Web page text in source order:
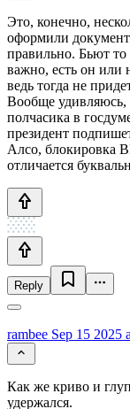
Это, конечно,
оформили
правильно. Бьют то
важно, есть он или
ведь тогда не
Вообще удивляюсь,
полчасика в
президент
Алсо, блокировка
отличается
Reply
rambee Sep 15 2025
Как же криво и
удержался.